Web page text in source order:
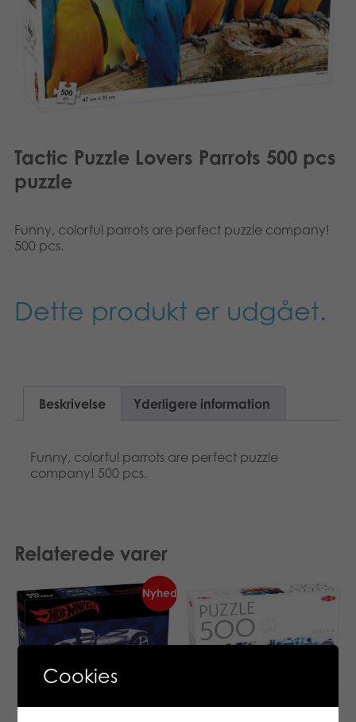
Bøger
Applikationer
Arkiverede produkter
Suomi
Nederlands
Français
Polski
Deutsch
Tactic Puzzle Lovers Parrots 500 pcs
puzzle
Funny, colorful parrots are perfect puzzle company!
500 pcs.
Dette produkt er udgået.
Beskrivelse Yderligere information
Funny, colorful parrots are perfect puzzle
company! 500 pcs.
Relaterede varer
Nyhed
Cookies